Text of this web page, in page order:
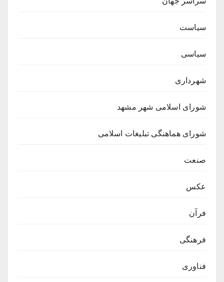
سیاست
سیاسی
شهرداری
شورای اسلامی شهر مشهد
شورای هماهنگی تبلیغات اسلامی
صنعت
عکس
فرآن
فرهنگی
فناوری